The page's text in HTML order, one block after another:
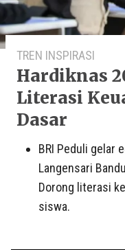
TREN INSPIRASI
Hardiknas
Literasi
Dasar
BRI Peduli gelar
Langensari
Dorong literasi
siswa.